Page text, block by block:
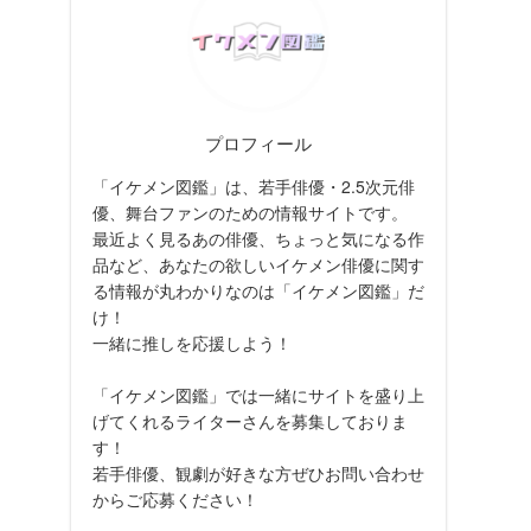
プロフィール
「イケメン図鑑」は、若手俳優・2.5次元俳
優、舞台ファンのための情報サイトです。
最近よく見るあの俳優、ちょっと気になる作
品など、あなたの欲しいイケメン俳優に関す
る情報が丸わかりなのは「イケメン図鑑」だ
け！
一緒に推しを応援しよう！
「イケメン図鑑」では一緒にサイトを盛り上
げてくれるライターさんを募集しておりま
す！
若手俳優、観劇が好きな方ぜひお問い合わせ
からご応募ください！